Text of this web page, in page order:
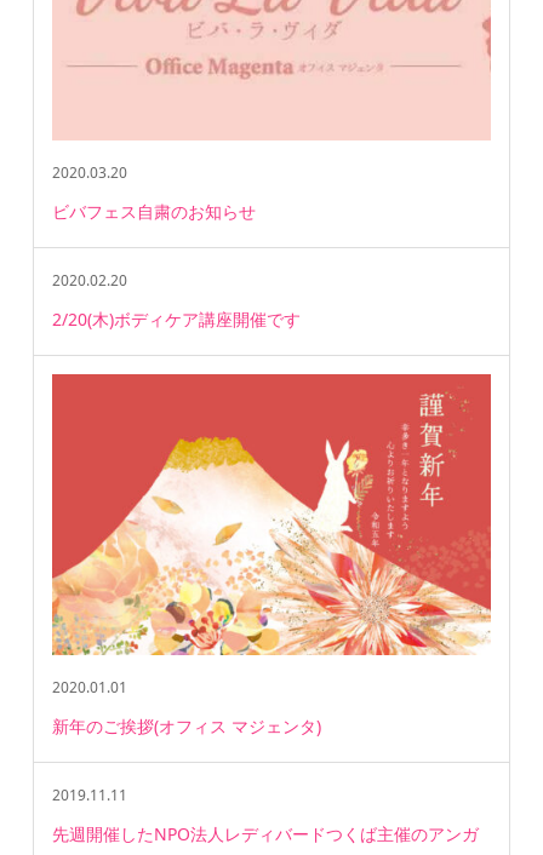
2020.03.20
ビバフェス自粛のお知らせ
2020.02.20
2/20(木)ボディケア講座開催です
2020.01.01
新年のご挨拶(オフィス マジェンタ)
2019.11.11
先週開催したNPO法人レディバードつくば主催のアンガ